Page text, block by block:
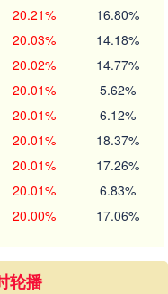
20.21% 16.80%
20.03% 14.18%
20.02% 14.77%
20.01% 5.62%
20.01% 6.12%
20.01% 18.37%
20.01% 17.26%
20.01% 6.83%
20.00% 17.06%
轮播